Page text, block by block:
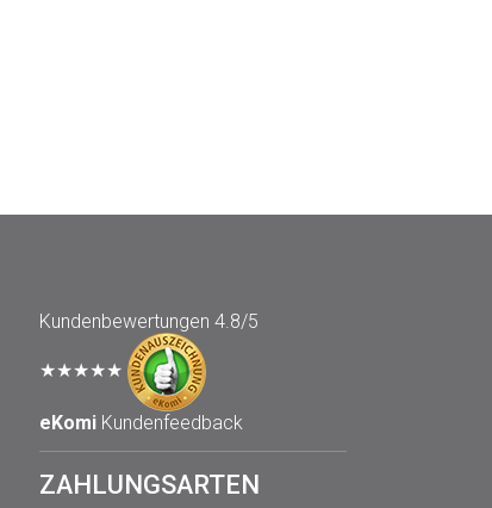
Kundenbewertungen 4.8/5
★★★★★
eKomiKundenfeedback
ZAHLUNGSARTEN